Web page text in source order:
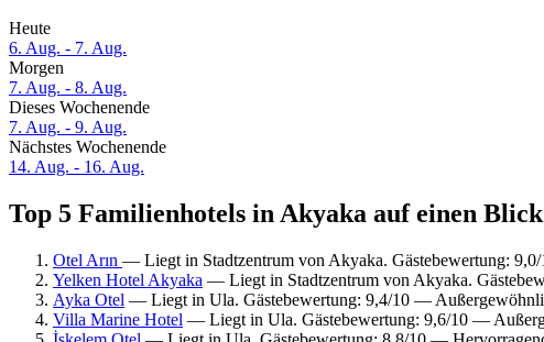
Heute
6. Aug. - 7. Aug.
Morgen
7. Aug. - 8. Aug.
Dieses Wochenende
7. Aug. - 9. Aug.
Nächstes Wochenende
14. Aug. - 16. Aug.
Top 5 Familienhotels in Akyaka auf einen Blick
Otel Arın — Liegt in Stadtzentrum von Akyaka. Gästebewertung:
Yelken Hotel Akyaka — Liegt in Stadtzentrum von Akyaka.
Ayka Otel — Liegt in Ula. Gästebewertung: 9,4/10 —
Villa Marine Hotel — Liegt in Ula. Gästebewertung: 9,6/10 —